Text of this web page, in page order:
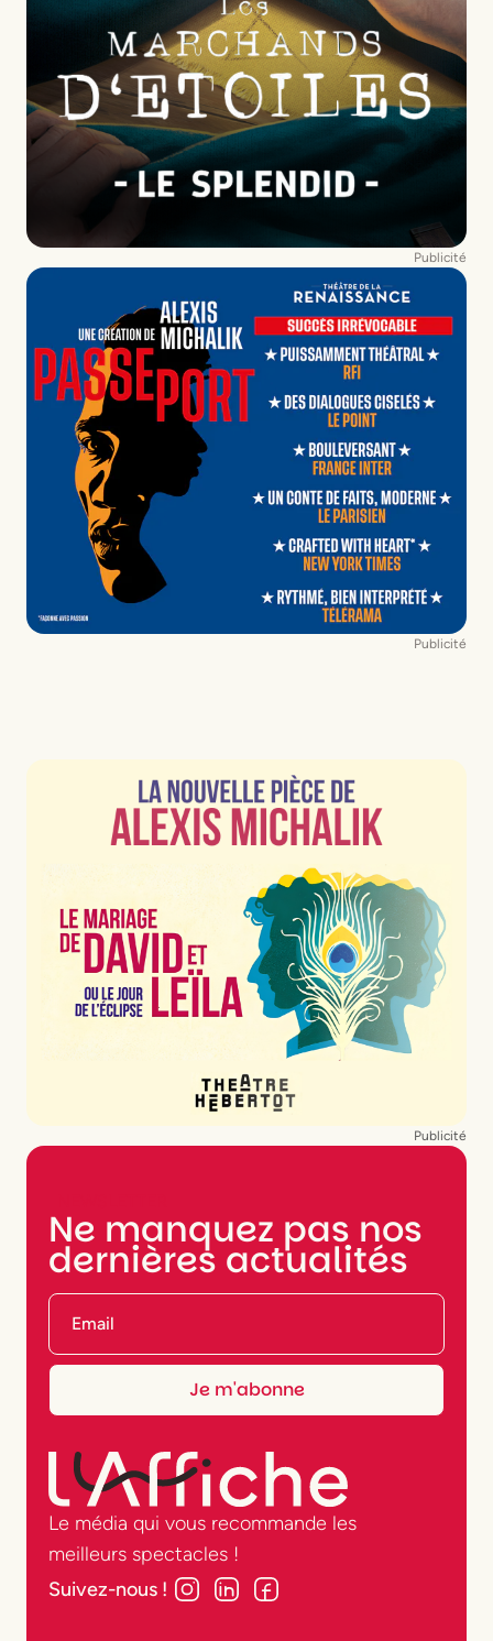
Publicité
Publicité
Publicité
Ne manquez pas nos
dernières actualités
Le média qui vous recommande les
meilleurs spectacles !
Suivez-nous !